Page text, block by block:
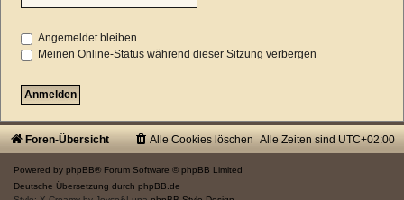
Angemeldet bleiben
Meinen Online-Status während dieser Sitzung verbergen
Foren-Übersicht Alle Zeiten sind UTC+02:00
Alle Cookies löschen
Powered by phpBB® Forum Software © phpBB Limited
Deutsche Übersetzung durch phpBB.de